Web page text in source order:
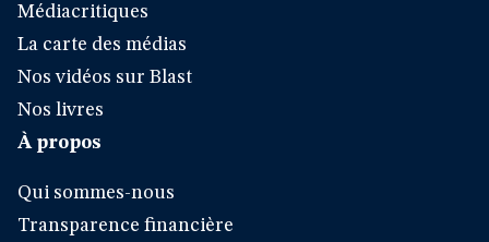
Médiacritiques
La carte des médias
Nos vidéos sur Blast
Nos livres
À propos
Qui sommes-nous
Transparence financière